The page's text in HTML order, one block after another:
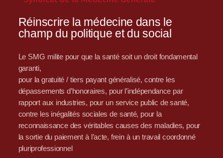
Réinscrire la médecine dans le
champ du politique et du social
Le SMG milite pour que la santé soit un droit fondamental
garanti,
pour la gratuité / tiers payant généralisé, contre les
dépassements d’honoraires, pour l’indépendance par
rapport aux industries, pour un service public de santé,
contre les inégalités sociales de santé, pour la
reconnaissance des véritables causes des maladies, pour
la sortie du paiement à l’acte, frein à un travail coordonné
pluriprofessionnel